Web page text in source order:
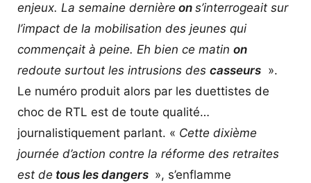
enjeux. La semaine dernière on s’interrogeait sur
l’impact de la mobilisation des jeunes qui
commençait à peine. Eh bien ce matin on
redoute surtout les intrusions des casseurs ».
Le numéro produit alors par les duettistes de
choc de RTL est de toute qualité…
journalistiquement parlant. « Cette dixième
journée d’action contre la réforme des retraites
est de tous les dangers », s’enflamme